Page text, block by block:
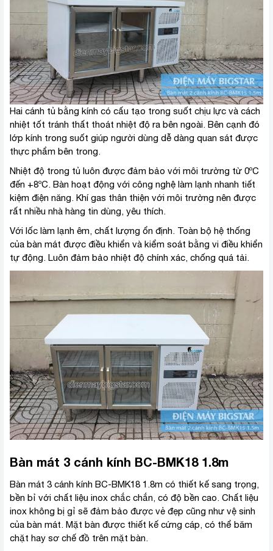
Hai cánh tủ bằng kính có cấu tạo trong suốt chịu lực và cách
nhiệt tốt tránh thất thoát nhiệt độ ra bên ngoài. Bên cạnh đó
lớp kính trong suốt giúp người dùng dễ dàng quan sát được
thực phẩm bên trong.
Nhiệt độ trong tủ luôn được đảm bảo với môi trường từ 0ºC
đến +8ºC. Bàn hoạt động với công nghệ làm lạnh nhanh tiết
kiệm điện năng. Khí gas thân thiện với môi trường nên được
rất nhiều nhà hàng tin dùng, yêu thích.
Với lốc làm lạnh êm, chất lượng ổn định. Toàn bộ hệ thống
của bàn mát được điều khiển và kiểm soát bằng vi điều khiển
tự động. Luôn đảm bảo nhiệt độ chính xác, chống quá tải.
Bàn mát 3 cánh kính BC-BMK18 1.8m
Bàn mát 3 cánh kính BC-BMK18 1.8m có thiết kế sang trọng,
bền bỉ với chất liệu inox chắc chắn, có độ bền cao. Chất liệu
inox không bị gỉ sẽ đảm bảo được vẻ đẹp cũng như vệ sinh
của bàn mát. Mặt bàn được thiết kế cứng cáp, có thể băm
chặt hay sơ chế đồ trên mặt bàn.